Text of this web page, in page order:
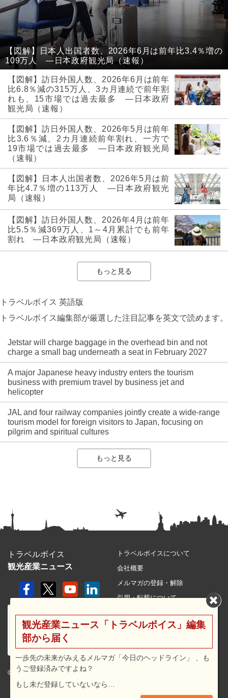
【図解】日本人出国者数、2026年6月は前年比3.4％増の
109万人 ―日本政府観光局（速報）
【図解】訪日外国人数、2026年6月は前年
比6.8％減の315万人、3カ月連続で前年割
れも、15市場では過去最多 ―日本政府
観光局（速報）
【図解】訪日外国人数、2026年5月は前年
比3.6％減、2カ月連続前年割れ、一方で
19市場では過去最多 ―日本政府観光局
（速報）
【図解】日本人出国者数、2026年5月は前
年比4.7％増の113万人 ―日本政府観光
局（速報）
【図解】訪日外国人数、2026年4月は前年
比5.5％減369万人、1～4月累計でも前年
割れ ―日本政府観光局（速報）
もっと見る
トラベルボイス 英語版
トラベルボイス編集部が厳選した注目記事を英文で読めます。
Jetstar will charge baggage in the overhead bin and not
charge a small bag underneath a seat in February 2027
A major Japanese heavy industry enters the tourism
business with premium travel by business jet and
helicopter
JAL and four railway companies jointly create a wide-range
tourism model for foreign visitors to Japan, focusing on
pilgrim and spiritual cultures
もっと見る
トラベルボイス
観光産業ニュース
© 2026 travel voice.
トラベルボイスについて
会社概要
メルマガの登録・解除
引用・転載について
利用規約
広告メニュー・料金
観光産業ニュース「トラベルボイス」編集
部から届く
一歩先の未来がみえるメルマガ「今日のヘッドライン」 、も
うご登録済みですよね？
もし未だ登録していないなら…